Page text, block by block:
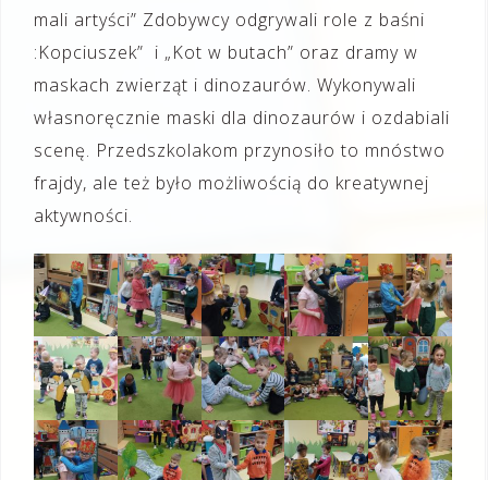
mali artyści” Zdobywcy odgrywali role z baśni
:Kopciuszek” i „Kot w butach” oraz dramy w
maskach zwierząt i dinozaurów. Wykonywali
własnoręcznie maski dla dinozaurów i ozdabiali
scenę. Przedszkolakom przynosiło to mnóstwo
frajdy, ale też było możliwością do kreatywnej
aktywności.